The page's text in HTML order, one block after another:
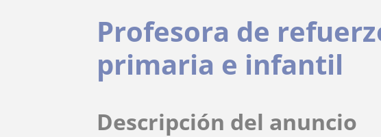
Profesora de
primaria e infantil
Descripción del anuncio